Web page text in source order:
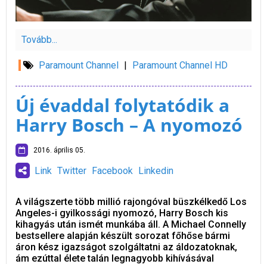
Tovább...
Paramount Channel | Paramount Channel HD
Új évaddal folytatódik a
Harry Bosch – A nyomozó
2016. április 05.
Link Twitter Facebook Linkedin
A világszerte több millió rajongóval büszkélkedő Los
Angeles-i gyilkossági nyomozó, Harry Bosch kis
kihagyás után ismét munkába áll. A Michael Connelly
bestsellere alapján készült sorozat főhőse bármi
áron kész igazságot szolgáltatni az áldozatoknak,
ám ezúttal élete talán legnagyobb kihívásával